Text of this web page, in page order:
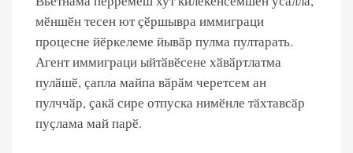
мӗншӗн тесен ют ҫӗршывра иммиграци
процесне йӗркелеме йывӑр пулма пултарать.
Агент иммиграци ыйтӑвӗсене хӑвӑртлатма
пулӑшӗ, ҫапла майпа вӑрӑм черетсем ан
пулччӑр, ҫакӑ сире отпуска нимӗнле тӑхтавсӑр
пуҫлама май парӗ.